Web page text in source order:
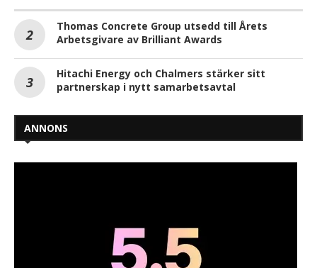
Thomas Concrete Group utsedd till Årets
Arbetsgivare av Brilliant Awards
Hitachi Energy och Chalmers stärker sitt
partnerskap i nytt samarbetsavtal
ANNONS